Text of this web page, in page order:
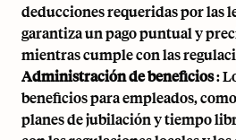
deducciones requeridas por las
garantiza un pago puntual y
mientras cumple con las
Administración de beneficios:
beneficios para empleados,
planes de jubilación y tiempo